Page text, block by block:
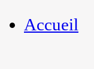
Accueil